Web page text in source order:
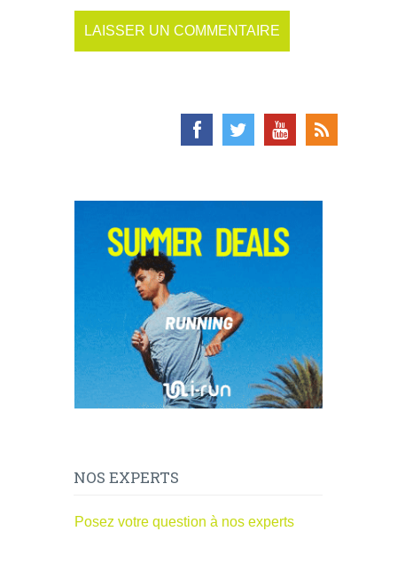
NOS EXPERTS
Posez votre question à nos experts